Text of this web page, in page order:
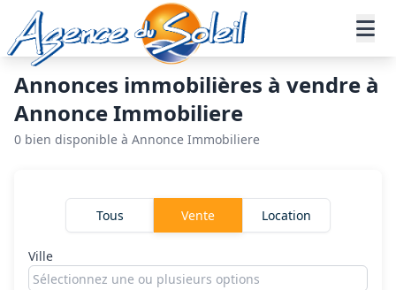
Aller au contenu principal
Annonces immobilières à vendre à
Annonce Immobiliere
0 bien disponible à Annonce Immobiliere
Tous Vente Location
Ville